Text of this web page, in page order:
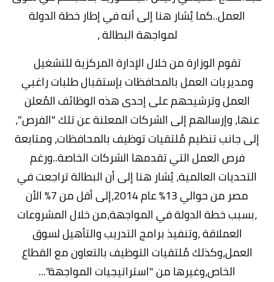
العمل..كما يُشار هنا إلى أنه في إطار خطة الدولة
لمواجهة البطالة ،
تقوم الوزارة من خلال الإدارة المركزية للتشغيل
ومديريات العمل بالمحافظات بإستقبال طلبات راغبي
العمل وترشيحهم على إحدى هذه الوظائف المُعلن
عنها، وإرسالهم إلى الشركات المعلنة عن تلك "الفرص"،
إلى جانب تنظيم مُلتقيات توظيف بالمحافظات، ومتابعة
فرص العمل التي تقدمها الشركات الخاصة..ورغم
التحديات العالمية، يُشار هنا إلى أن البطالة تراجعت في
مصر من حوالي 13% عام 2014،إلى أقل من 7% الأن
،بسبب خطة الدولة في المواجهة،من خلال المشروعات
العملاقة ،وتنفيذ برامج التدريب والتأهيل لسوق
العمل،وكذلك مُلتقيات التوظيف بالتعاون مع القطاع
الخاص،وغيرها من "استراتيجيات المواجهة"...